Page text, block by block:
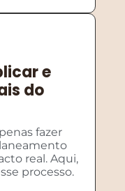
e
do
fazer
real. Aqui,
processo.